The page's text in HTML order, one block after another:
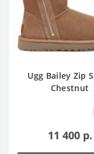
Ugg Bailey Zip
Chestnut
11 400 р.